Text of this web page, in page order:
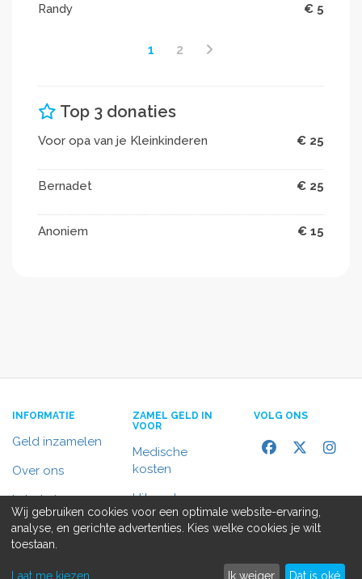
Randy € 5
1 2
Top 3 donaties
Voor opa van je Kleinkinderen € 25
Bernadet € 25
Anoniem € 15
INFORMATIE
Geld inzamelen
Over ons
In het nieuws
Contact
ZAMEL GELD IN
VOOR
Medische
kosten
Uitvaart
Rolstoelbus
VOLG ONS
Wij gebruiken cookies voor een optimale website-ervaring,
analyse, en gerichte advertenties. Kies welke cookies je wilt
toestaan.
Laat me kiezen Ik weiger Dat is oké